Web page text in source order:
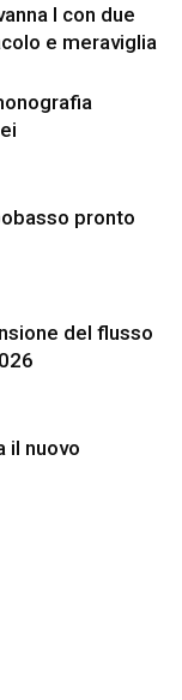
I con due
e meraviglia
pronto
del flusso
il nuovo